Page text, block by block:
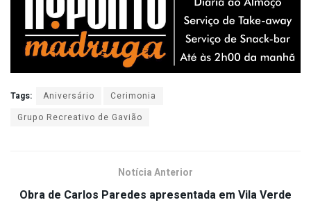
Tags: Aniversário
Cerimonia
Grupo Recreativo de Gavião
Notícia Anterior
Obra de Carlos Paredes apresentada em Vila Verde